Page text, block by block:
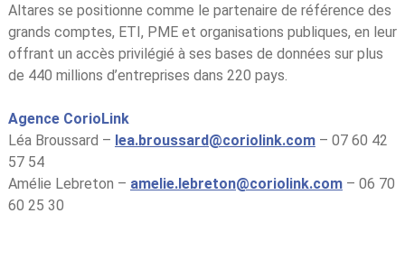
Altares se positionne comme le partenaire de référence des
grands comptes, ETI, PME et organisations publiques, en leur
offrant un accès privilégié à ses bases de données sur plus
de 440 millions d’entreprises dans 220 pays.
Agence CorioLink
Léa Broussard – lea.broussard@coriolink.com– 07 60 42
57 54
Amélie Lebreton – amelie.lebreton@coriolink.com– 06 70
60 25 30